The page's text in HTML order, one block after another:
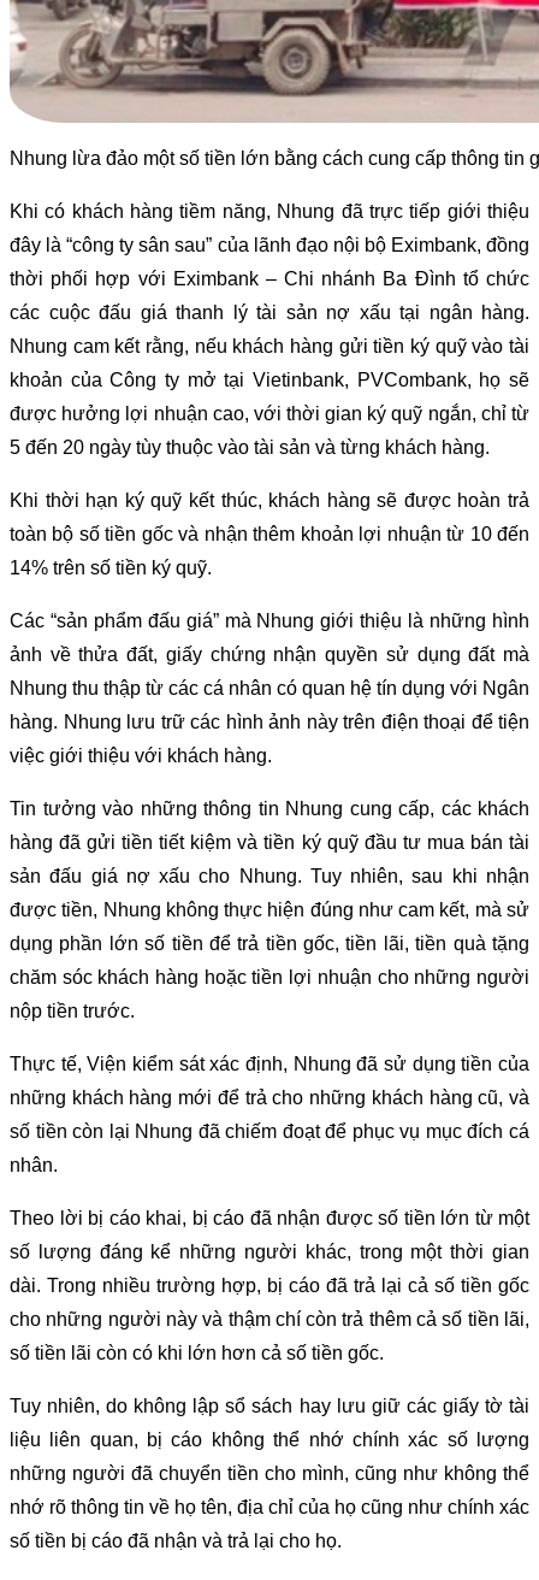
Nhung lừa đảo một số tiền lớn bằng cách cung cấp thông tin
Khi có khách hàng tiềm năng, Nhung đã trực tiếp giới thiệu
đây là “công ty sân sau” của lãnh đạo nội bộ Eximbank, đồng
thời phối hợp với Eximbank – Chi nhánh Ba Đình tổ chức
các cuộc đấu giá thanh lý tài sản nợ xấu tại ngân hàng.
Nhung cam kết rằng, nếu khách hàng gửi tiền ký quỹ vào tài
khoản của Công ty mở tại Vietinbank, PVCombank, họ sẽ
được hưởng lợi nhuận cao, với thời gian ký quỹ ngắn, chỉ từ
5 đến 20 ngày tùy thuộc vào tài sản và từng khách hàng.
Khi thời hạn ký quỹ kết thúc, khách hàng sẽ được hoàn trả
toàn bộ số tiền gốc và nhận thêm khoản lợi nhuận từ 10 đến
14% trên số tiền ký quỹ.
Các “sản phẩm đấu giá” mà Nhung giới thiệu là những hình
ảnh về thửa đất, giấy chứng nhận quyền sử dụng đất mà
Nhung thu thập từ các cá nhân có quan hệ tín dụng với Ngân
hàng. Nhung lưu trữ các hình ảnh này trên điện thoại để tiện
việc giới thiệu với khách hàng.
Tin tưởng vào những thông tin Nhung cung cấp, các khách
hàng đã gửi tiền tiết kiệm và tiền ký quỹ đầu tư mua bán tài
sản đấu giá nợ xấu cho Nhung. Tuy nhiên, sau khi nhận
được tiền, Nhung không thực hiện đúng như cam kết, mà sử
dụng phần lớn số tiền để trả tiền gốc, tiền lãi, tiền quà tặng
chăm sóc khách hàng hoặc tiền lợi nhuận cho những người
nộp tiền trước.
Thực tế, Viện kiểm sát xác định, Nhung đã sử dụng tiền của
những khách hàng mới để trả cho những khách hàng cũ, và
số tiền còn lại Nhung đã chiếm đoạt để phục vụ mục đích cá
nhân.
Theo lời bị cáo khai, bị cáo đã nhận được số tiền lớn từ một
số lượng đáng kể những người khác, trong một thời gian
dài. Trong nhiều trường hợp, bị cáo đã trả lại cả số tiền gốc
cho những người này và thậm chí còn trả thêm cả số tiền lãi,
số tiền lãi còn có khi lớn hơn cả số tiền gốc.
Tuy nhiên, do không lập sổ sách hay lưu giữ các giấy tờ tài
liệu liên quan, bị cáo không thể nhớ chính xác số lượng
những người đã chuyển tiền cho mình, cũng như không thể
nhớ rõ thông tin về họ tên, địa chỉ của họ cũng như chính xác
số tiền bị cáo đã nhận và trả lại cho họ.